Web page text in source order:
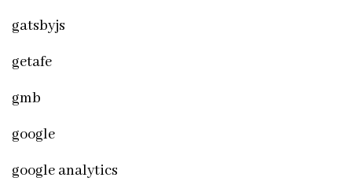
gatsbyjs
getafe
gmb
google
google analytics